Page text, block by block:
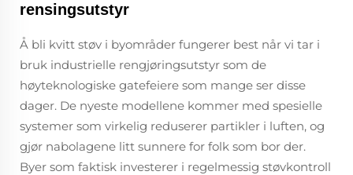
rensingsutstyr
Å bli kvitt støv i byområder fungerer best når vi tar i
bruk industrielle rengjøringsutstyr som de
høyteknologiske gatefeiere som mange ser disse
dager. De nyeste modellene kommer med spesielle
systemer som virkelig reduserer partikler i luften, og
gjør nabolagene litt sunnere for folk som bor der.
Byer som faktisk investerer i regelmessig støvkontroll